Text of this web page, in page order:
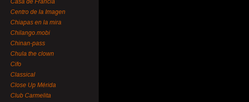
Casa de Francia
Centro de la Imagen
Chiapas en la mira
Chilango.mobi
Chinan-pass
Chula the clown
Cifo
Classical
Close Up Mérida
Club Carmelita